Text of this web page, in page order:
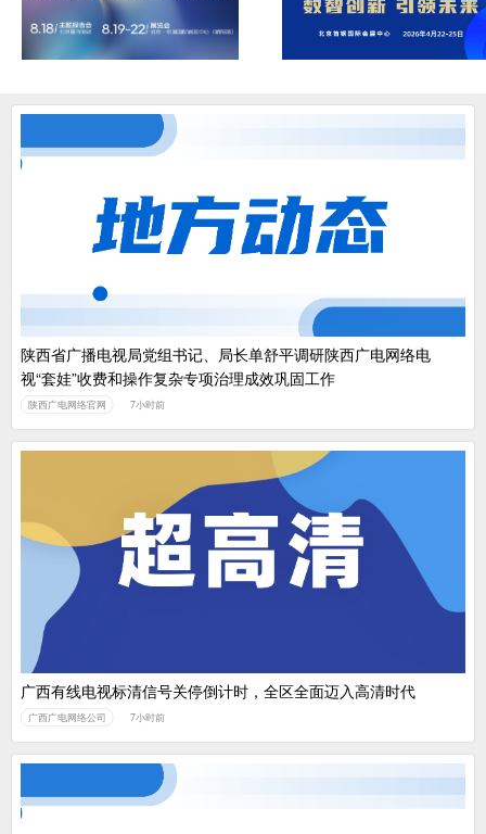
陕西省广播电视局党组书记、局长单舒平调研陕西广电网络电
视“套娃”收费和操作复杂专项治理成效巩固工作
陕西广电网络官网 7小时前
广西有线电视标清信号关停倒计时，全区全面迈入高清时代
广西广电网络公司 7小时前